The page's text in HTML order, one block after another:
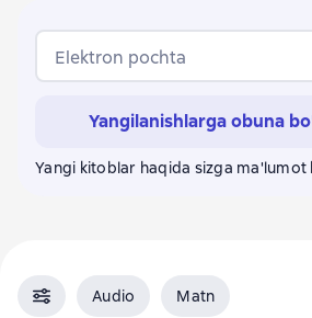
Elektron pochta
Yangilanishlarga obuna
Yangi kitoblar haqida sizga ma'lumot
Audio Matn